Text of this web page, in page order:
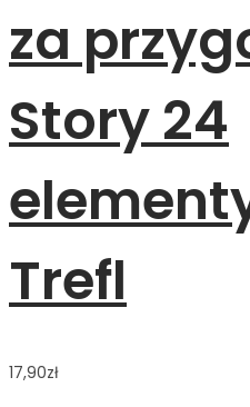
za
Story 24
Trefl
17,90zł